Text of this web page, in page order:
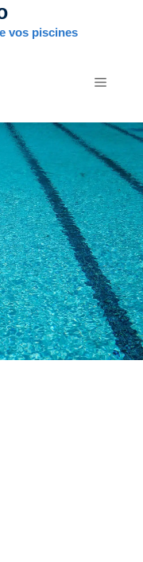
vos piscines
MENU